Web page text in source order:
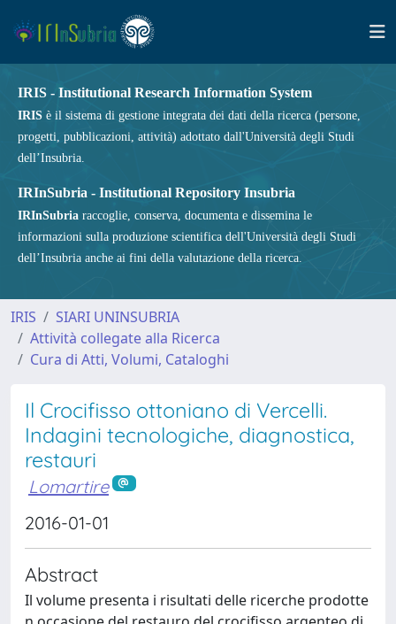
IRIS - Institutional Research Information System
IRIS è il sistema di gestione integrata dei dati della ricerca (persone,
progetti, pubblicazioni, attività) adottato dall'Università degli Studi
dell’Insubria.
IRInSubria - Institutional Repository Insubria
IRInSubria raccoglie, conserva, documenta e dissemina le
informazioni sulla produzione scientifica dell'Università degli Studi
dell’Insubria anche ai fini della valutazione della ricerca.
IRIS
SIARI UNINSUBRIA
Attività collegate alla Ricerca
Cura di Atti, Volumi, Cataloghi
Il Crocifisso ottoniano di Vercelli.
Indagini tecnologiche, diagnostica,
restauri
Lomartire
2016-01-01
Abstract
Il volume presenta i risultati delle ricerche prodotte